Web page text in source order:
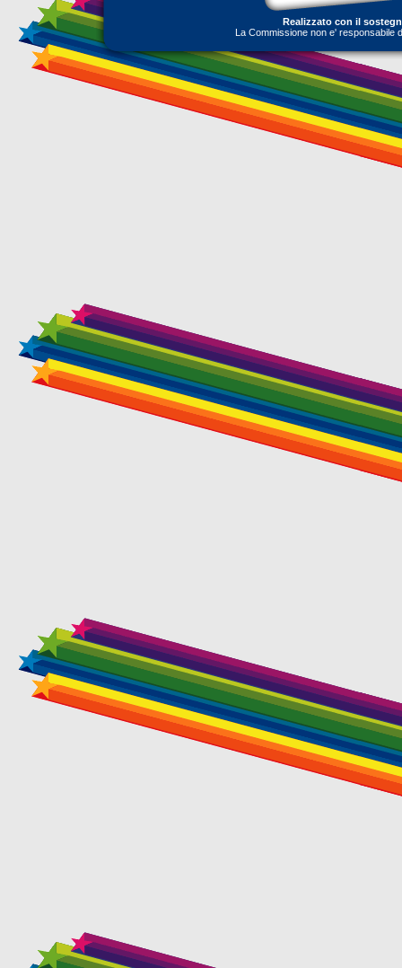
Realizzato con il
La Commissione non e' responsabile